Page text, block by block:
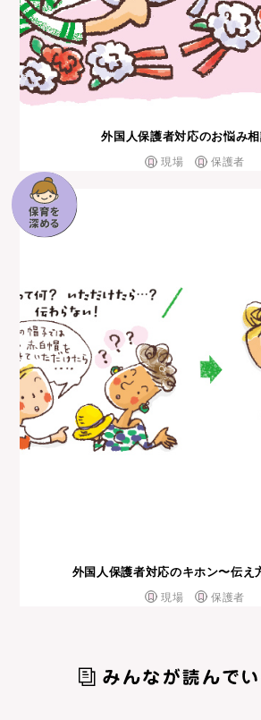
外国⼈保護者対応のお悩み
現場 保護者
外国⼈保護者対応のキホン〜伝え
現場 保護者